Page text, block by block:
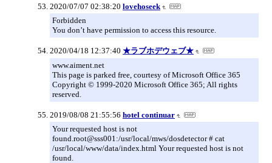
2020/07/07 02:38:20 lovehoseek
Forbidden
You don’t have permission to access this resource.
2020/04/18 12:37:40 ★ラブホデウェブ★
www.aiment.net
This page is parked free, courtesy of Microsoft Office 365
Copyright © 1999-2020 Microsoft Office 365; All rights
reserved.
2019/08/08 21:55:56 hotel continuar
Your requested host is not
found.root@sss001:/usr/local/mws/dosdetector # cat
/usr/local/www/data/index.html Your requested host is not
found.